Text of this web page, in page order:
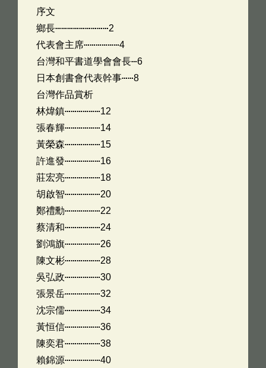
序文
鄉長⋯⋯⋯⋯⋯⋯⋯⋯⋯2
代表會主席⋯⋯⋯⋯⋯⋯4
台灣和平書道學會會長⋯6
日本創書會代表幹事⋯⋯8
台灣作品賞析
林煒鎮⋯⋯⋯⋯⋯⋯12
張春輝⋯⋯⋯⋯⋯⋯14
黃榮森⋯⋯⋯⋯⋯⋯15
許進發⋯⋯⋯⋯⋯⋯16
莊宏亮⋯⋯⋯⋯⋯⋯18
胡啟智⋯⋯⋯⋯⋯⋯20
鄭禮勳⋯⋯⋯⋯⋯⋯22
蔡清和⋯⋯⋯⋯⋯⋯24
劉鴻旗⋯⋯⋯⋯⋯⋯26
陳文彬⋯⋯⋯⋯⋯⋯28
吳弘政⋯⋯⋯⋯⋯⋯30
張景岳⋯⋯⋯⋯⋯⋯32
沈宗儒⋯⋯⋯⋯⋯⋯34
黃恒信⋯⋯⋯⋯⋯⋯36
陳奕君⋯⋯⋯⋯⋯⋯38
賴錦源⋯⋯⋯⋯⋯⋯40